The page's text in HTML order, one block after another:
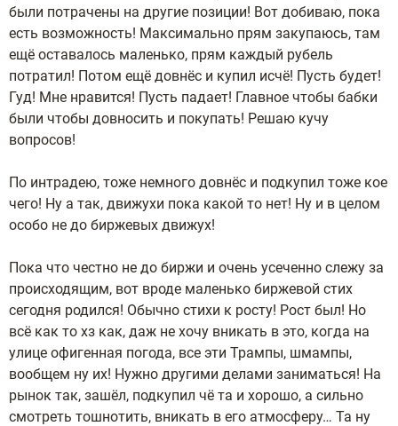
были потрачены на другие позиции! Вот добиваю, пока
есть возможность! Максимально прям закупаюсь, там
ещё оставалось маленько, прям каждый рубель
потратил! Потом ещё довнёс и купил исчё! Пусть будет!
Гуд! Мне нравится! Пусть падает! Главное чтобы бабки
были чтобы довносить и покупать! Решаю кучу
вопросов!
По интрадею, тоже немного довнёс и подкупил тоже кое
чего! Ну а так, движухи пока какой то нет! Ну и в целом
особо не до биржевых движух!
Пока что честно не до биржи и очень усеченно слежу за
происходящим, вот вроде маленько биржевой стих
сегодня родился! Обычно стихи к росту! Рост был! Но
всё как то хз как, даж не хочу вникать в это, когда на
улице офигенная погода, все эти Трампы, шмампы,
вообщем ну их! Нужно другими делами заниматься! На
рынок так, зашёл, подкупил чё та и хорошо, а сильно
смотреть тошнотить, вникать в его атмосферу… Та ну